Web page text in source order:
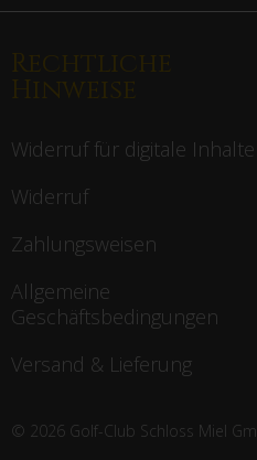
Rechtliche
Hinweise
Widerruf für digitale Inhalte
Widerruf
Zahlungsweisen
Allgemeine
Geschäftsbedingungen
Versand & Lieferung
© 2026 Golf-Club Schloss Miel